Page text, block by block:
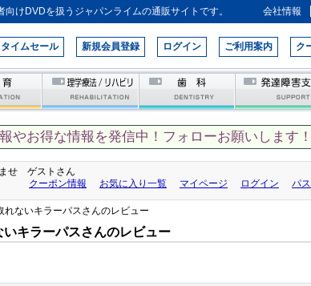
けDVDを扱うジャパンライムの通販サイトです。 会社情報
タイムセール 新規会員登録 ログイン ご利用案内 ク
お得な情報を発信中！フォローお願いします
せ ゲストさん
クーポン情報
お気に入り一覧 マイページ ログイン パ
れないキラーパスさんのレビュー
いキラーパスさんのレビュー